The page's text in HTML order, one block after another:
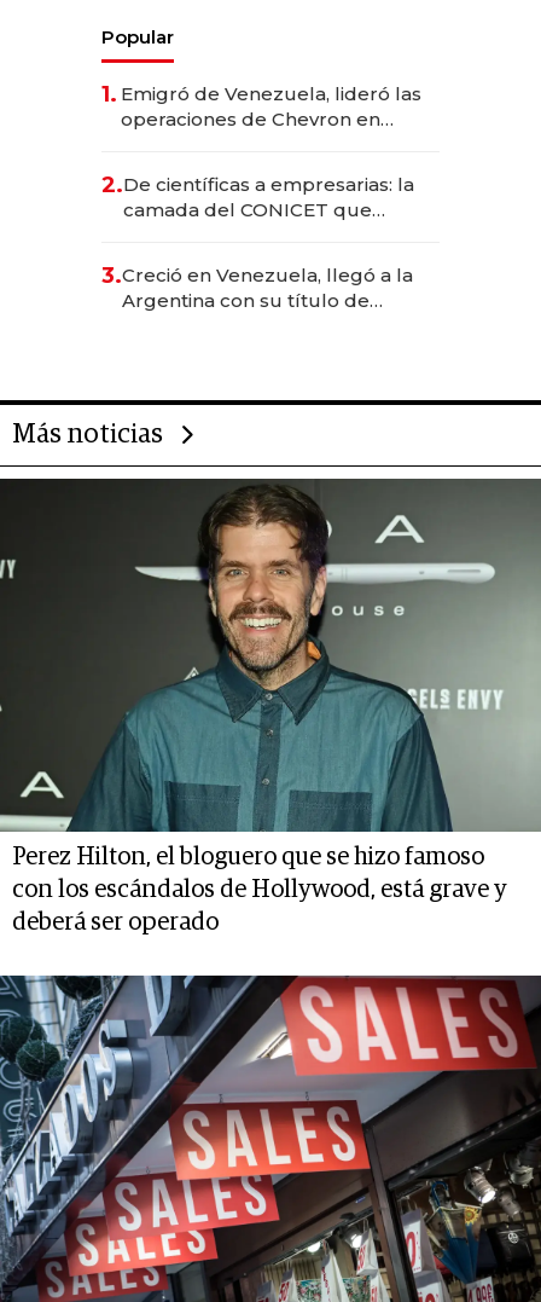
Popular
1. Emigró de Venezuela, lideró las
operaciones de Chevron en
2.De científicas a empresarias: la
camada del CONICET que
3.Creció en Venezuela, llegó a la
Argentina con su título de
Más noticias
Perez Hilton, el bloguero que se hizo famoso
con los escándalos de Hollywood, está grave y
deberá ser operado